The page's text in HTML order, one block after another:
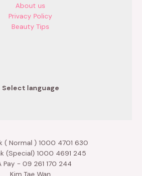
About us
Privacy Policy
Beauty Tips
Select language
( Normal ) 1000 4701 630
(Special) 1000 4691 245
Pay - 09 261 170 244
Kim Tae Wan